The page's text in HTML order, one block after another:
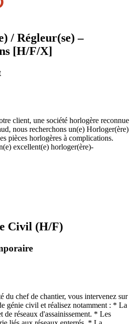
/ Régleur(se) –
[H/F/X]
client, une société horlogère reconnue
nous recherchons un(e) Horloger(ère)
pièces horlogères à complications.
excellent(e) horloger(ère)-
Civil (H/F)
du chef de chantier, vous intervenez sur
génie civil et réalisez notamment : * La
de réseaux d'assainissement. * Les